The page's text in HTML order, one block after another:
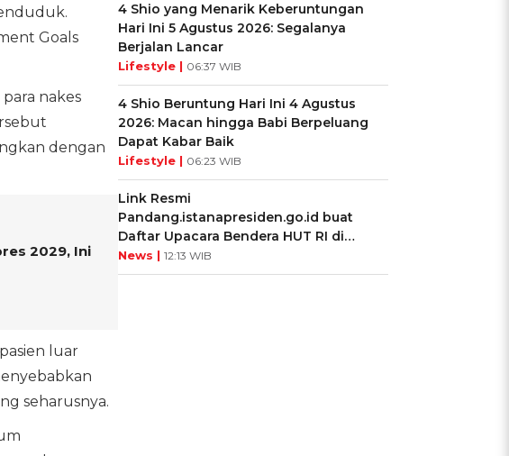
Goals
nakes
dengan
2029, Ini
luar
seharusnya.
4 Shio yang Menarik Keberuntungan
Hari Ini 5 Agustus 2026: Segalanya
Berjalan Lancar
Lifestyle | 06:37 WIB
4 Shio Beruntung Hari Ini 4 Agustus
2026: Macan hingga Babi Berpeluang
Dapat Kabar Baik
Lifestyle | 06:23 WIB
Link Resmi
Pandang.istanapresiden.go.id buat
Daftar Upacara Bendera HUT RI di
Istana Negara
News | 12:13 WIB